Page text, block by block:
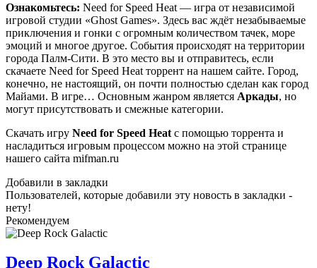
Ознакомьтесь: Need for Speed Heat — игра от независимой
игровой студии «Ghost Games». Здесь вас ждёт незабываемые
приключения и гонки с огромным количеством тачек, море
эмоций и многое другое. События происходят на территории
города Палм-Сити. В это место вы и отправитесь, если
скачаете Need for Speed Heat торрент на нашем сайте. Город,
конечно, не настоящий, он почти полностью сделан как город
Майами. В игре… Основным жанром является Аркады, но
могут присутствовать и смежные категории.
Скачать игру Need for Speed Heat с помощью торрента и
насладиться игровым процессом можно на этой странице
нашего сайта mifman.ru
Добавили в закладки
Пользователей, которые добавили эту новость в закладки -
нету!
Рекомендуем
Deep Rock Galactic